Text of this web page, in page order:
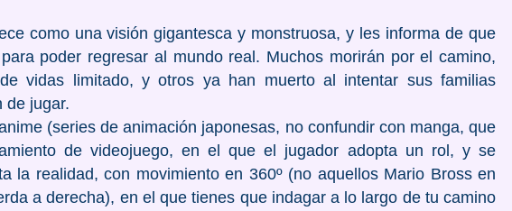
como una visión gigantesca y monstruosa, y les informa de que
poder regresar al mundo real. Muchos morirán por el camino,
vidas limitado, y otros ya han muerto al intentar sus familias
de jugar.
(series de animación japonesas, no confundir con manga, que
de videojuego, en el que el jugador adopta un rol, y se
la realidad, con movimiento en 360º (no aquellos Mario Bross en
a derecha), en el que tienes que indagar a lo largo de tu camino